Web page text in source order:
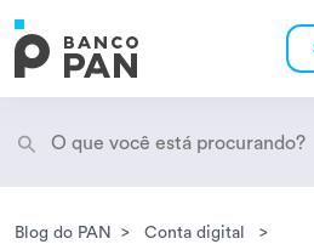
Blog do PAN
Conta digital